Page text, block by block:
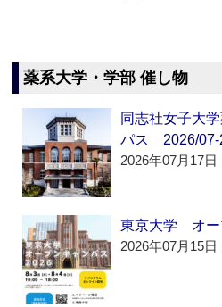
薬系大学・学部 催し物
同志社女子大
パス 2026/07-
2026年07月17日
東京大学 オ
2026年07月15日